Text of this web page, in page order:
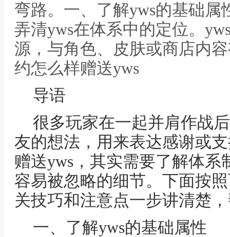
弯路。一、了解yws的基础
弄清yws在体系中的定位。
源，与角色、皮肤或商店内
约怎么样赠送yws
导语
很多玩家在一起并肩作战
友的想法，用来表达感谢或
赠送yws，其实需要了解体
容易被忽略的细节。下面按
关技巧和注意点一步讲清楚
一、了解yws的基础属性